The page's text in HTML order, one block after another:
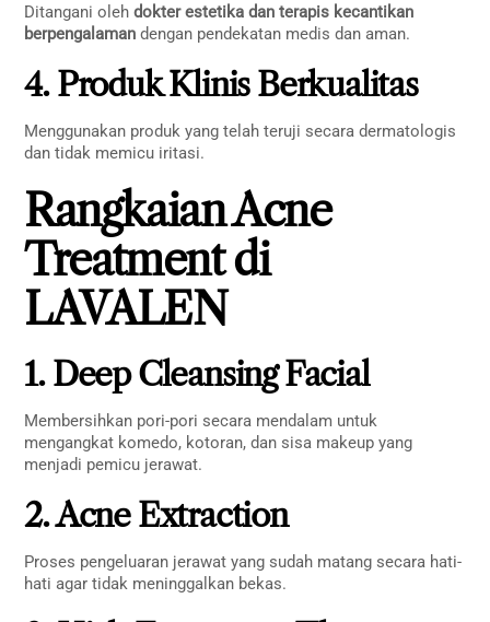
Ditangani olehdokter estetika dan terapis kecantikan
berpengalaman dengan pendekatan medis dan aman.
4. Produk Klinis Berkualitas
Menggunakan produk yang telah teruji secara dermatologis
dan tidak memicu iritasi.
Rangkaian Acne
Treatment di
LAVALEN
1. Deep Cleansing Facial
Membersihkan pori-pori secara mendalam untuk
mengangkat komedo, kotoran, dan sisa makeup yang
menjadi pemicu jerawat.
2. Acne Extraction
Proses pengeluaran jerawat yang sudah matang secara hati-
hati agar tidak meninggalkan bekas.